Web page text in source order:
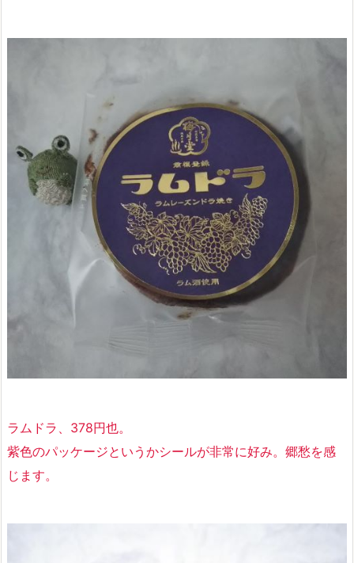
ラムドラ、378円也。
紫色のパッケージというかシールが非常に好み。郷愁を感
じます。